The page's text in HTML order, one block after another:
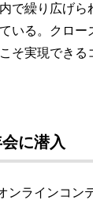
で繰り広げら
いる。クロー
そ実現できる
に潜入
ンラインコン